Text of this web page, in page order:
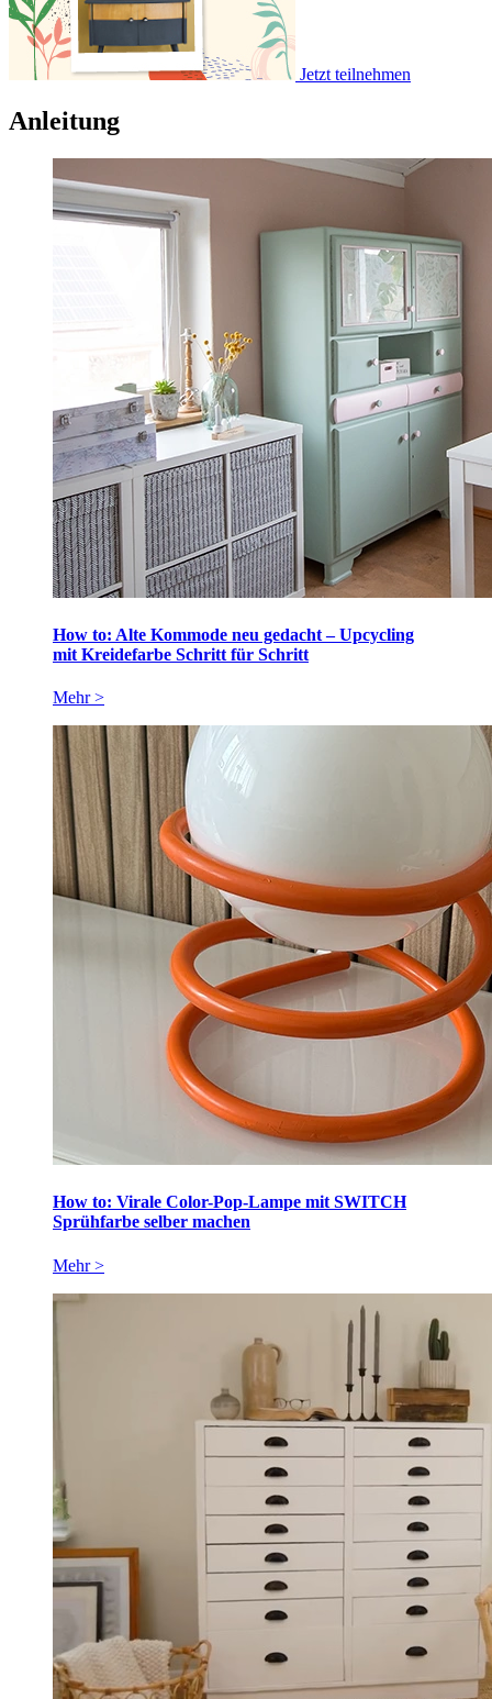
Jetzt teilnehmen
Anleitung
How to: Alte Kommode neu gedacht – Upcycling
mit Kreidefarbe Schritt für Schritt
Mehr >
How to: Virale Color-Pop-Lampe mit SWITCH
Sprühfarbe selber machen
Mehr >